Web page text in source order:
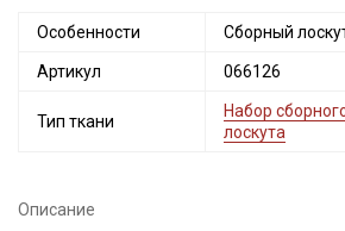
Особенности Сборный
Артикул 066126
Тип ткани
Набор
лоскута
Описание
промокоды и скидки до
категории